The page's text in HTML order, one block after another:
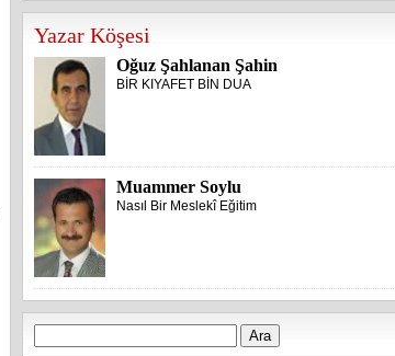
Yazar Köşesi
Oğuz Şahlanan Şahin
BİR KIYAFET BİN DUA
Muammer Soylu
Nasıl Bir Meslekî Eğitim
Arama: